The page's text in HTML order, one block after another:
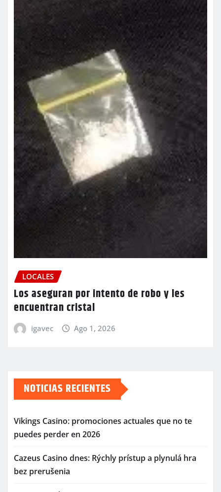
LOCALES
Los aseguran por intento de robo y les
encuentran cristal
igavec Ago 1, 2026
NOTICIAS RECIENTES
Vikings Casino: promociones actuales que no te
puedes perder en 2026
Cazeus Casino dnes: Rýchly prístup a plynulá hra
bez prerušenia